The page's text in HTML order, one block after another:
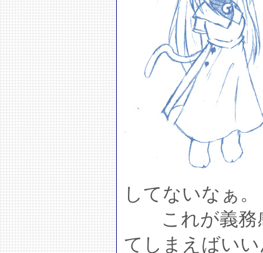
してないなぁ。
これが義務
てしまえばい